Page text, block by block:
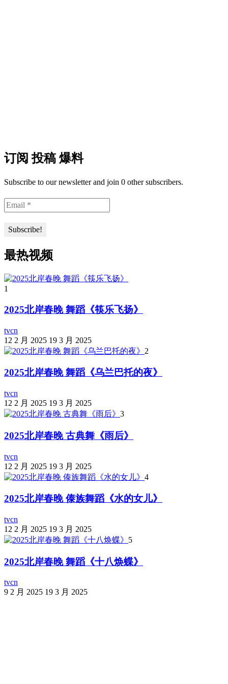
订阅 投稿 爆料
Subscribe to our newsletter and join 0 other subscribers.
最热视频
1
2025北岸春晚 舞蹈《筷乐飞扬》
tvcn
12 2 月 2025 19 3 月 2025
2
2025北岸春晚 舞蹈《乌兰巴托的夜》
tvcn
12 2 月 2025 19 3 月 2025
3
2025北岸春晚 古典舞《雨后》
tvcn
12 2 月 2025 19 3 月 2025
4
2025北岸春晚 傣族舞蹈《水的女儿》
tvcn
12 2 月 2025 19 3 月 2025
5
2025北岸春晚 舞蹈《十八焕蝶》
tvcn
9 2 月 2025 19 3 月 2025